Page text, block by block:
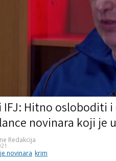
IFJ: Hitno
novinara koji je
Redakcija
novinara krim